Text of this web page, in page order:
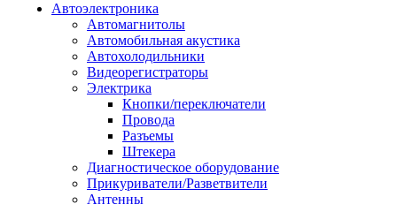
Автоэлектроника
Автомагнитолы
Автомобильная акустика
Автохолодильники
Видеорегистраторы
Электрика
Кнопки/переключатели
Провода
Разъемы
Штекера
Диагностическое оборудование
Прикуриватели/Разветвители
Антенны